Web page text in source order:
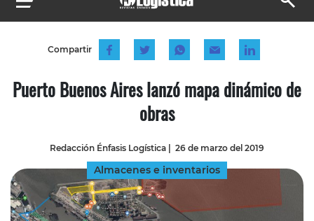
Compartir
Puerto Buenos Aires lanzó mapa dinámico de
obras
Redacción Énfasis Logística | 26 de marzo del 2019
Almacenes e inventarios